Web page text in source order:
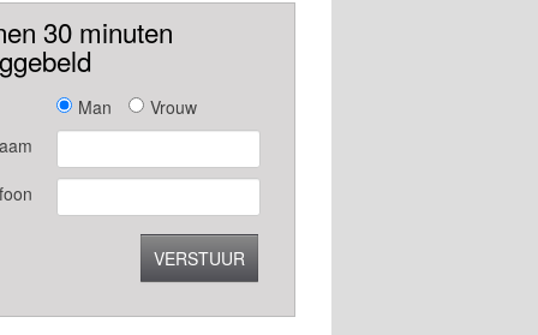
30 minuten
Man
Vrouw
VERSTUUR